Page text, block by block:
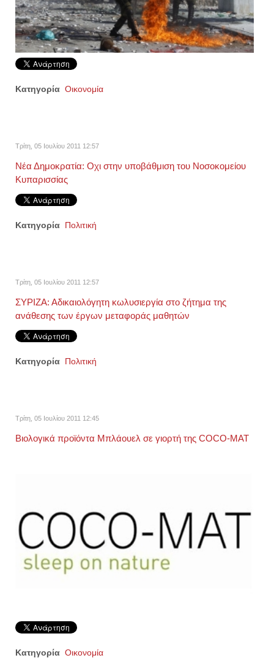
Κατηγορία Οικονομία
Τρίτη, 05 Ιουλίου 2011 12:57
Νέα Δημοκρατία: Οχι στην υποβάθμιση του Νοσοκομείου
Κυπαρισσίας
Κατηγορία Πολιτική
Τρίτη, 05 Ιουλίου 2011 12:57
ΣΥΡΙΖΑ: Αδικαιολόγητη κωλυσιεργία στο ζήτημα της
ανάθεσης των έργων μεταφοράς μαθητών
Κατηγορία Πολιτική
Τρίτη, 05 Ιουλίου 2011 12:45
Βιολογικά προϊόντα Μπλάουελ σε γιορτή της COCO-MAT
Κατηγορία Οικονομία